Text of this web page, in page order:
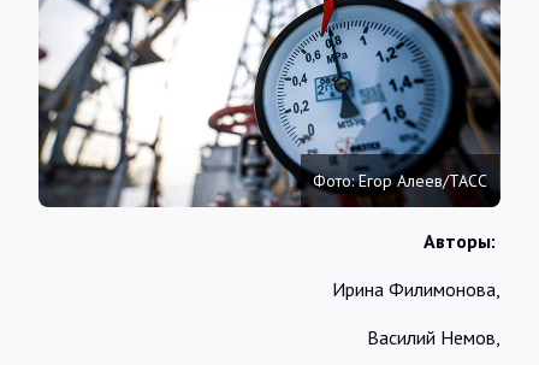
Карты
О нас
Фото: Егор Алеев/ТАСС
Авторы:
Ирина Филимонова,
Василий Немов,